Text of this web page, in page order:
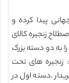
پیدا کرده و
زنجیره کالای
جهانی توسط گرفی (1994) ارایه شد.گرفی GCC را به دو دسته بزرک
زنجیره های تحت
.دسته اول در